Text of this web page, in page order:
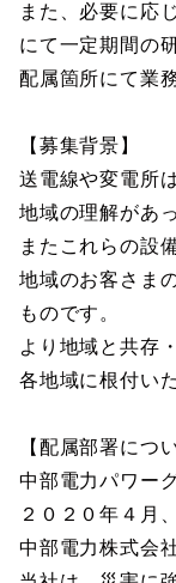
また、必要に応
にて一定期間の
配属箇所にて業
【募集背景】
送電線や変電所は
地域の理解があ
またこれらの設
地域のお客さま
ものです。
より地域と共存
各地域に根付い
【配属部署につ
中部電力パワー
２０２０年４月
中部電力株式会